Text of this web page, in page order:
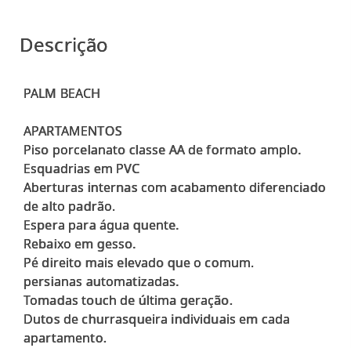
Descrição
PALM BEACH
APARTAMENTOS
Piso porcelanato classe AA de formato amplo.
Esquadrias em PVC
Aberturas internas com acabamento diferenciado
de alto padrão.
Espera para água quente.
Rebaixo em gesso.
Pé direito mais elevado que o comum.
persianas automatizadas.
Tomadas touch de última geração.
Dutos de churrasqueira individuais em cada
apartamento.